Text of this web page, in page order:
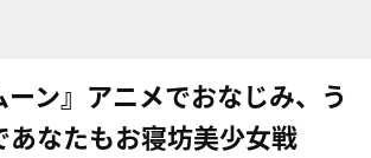
ーン』アニメでおなじみ、う
あなたもお寝坊美少女戦